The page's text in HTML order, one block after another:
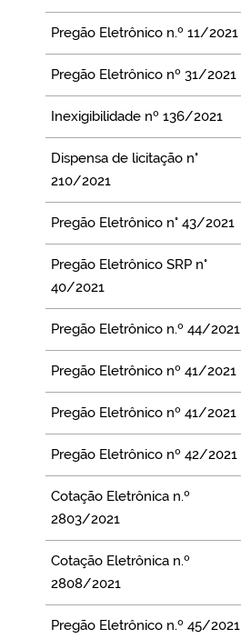
Pregão Eletrônico n.º 11/2021
Pregão Eletrônico nº 31/2021
Inexigibilidade nº 136/2021
Dispensa de licitação n°
210/2021
Pregão Eletrônico n° 43/2021
Pregão Eletrônico SRP n°
40/2021
Pregão Eletrônico n.º 44/2021
Pregão Eletrônico nº 41/2021
Pregão Eletrônico nº 41/2021
Pregão Eletrônico nº 42/2021
Cotação Eletrônica n.º
2803/2021
Cotação Eletrônica n.º
2808/2021
Pregão Eletrônico n.º 45/2021